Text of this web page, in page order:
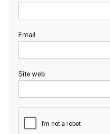
Email
Site web